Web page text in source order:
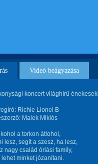
Videó beágyazása
koncert világhírü
Richie Lionel B
Malek Miklós
a torkon átlohol,
lesz, segít a szesz, ha lesz,
nagy család óriási family,
lehet minket józanítani.